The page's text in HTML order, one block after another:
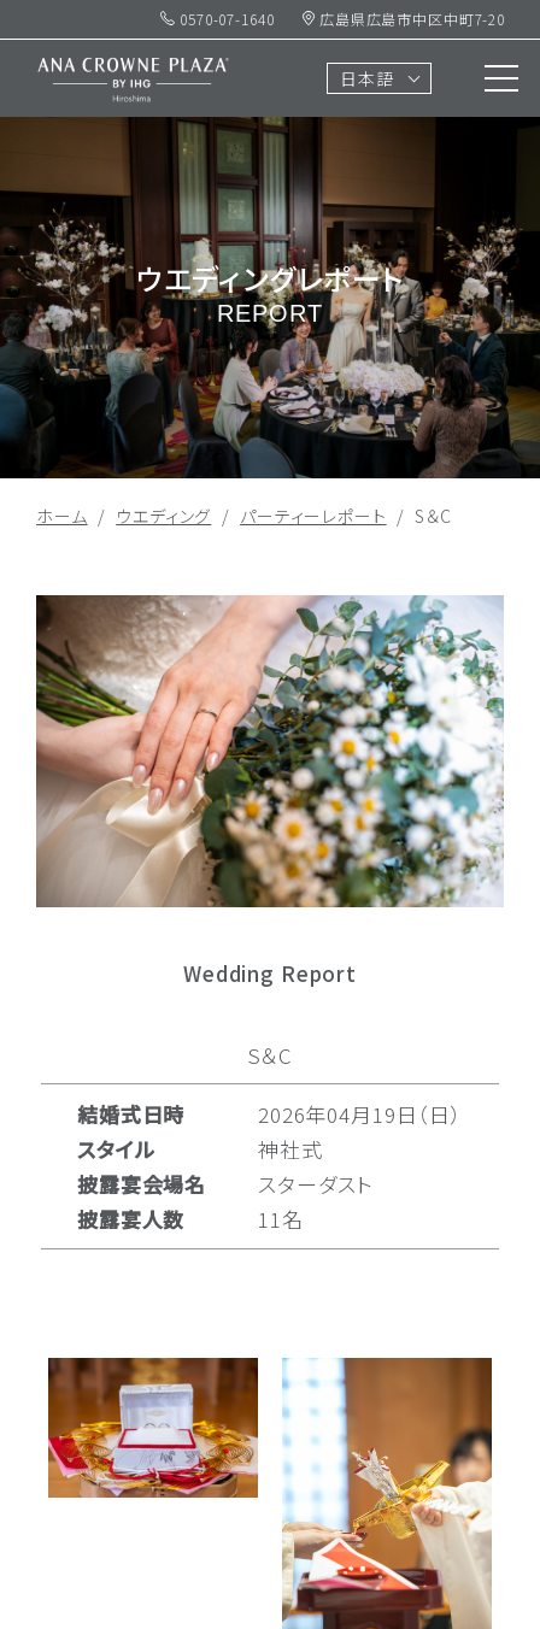
0570-07-1640 広島県広島市中区中町7-20
日本語
ウエディングレポート
REPORT
ホーム ウエディング パーティーレポート S＆C
Wedding Report
S＆C
結婚式日時
2026年04月19日（日）
スタイル
神社式
披露宴会場名
スターダスト
披露宴人数
11名